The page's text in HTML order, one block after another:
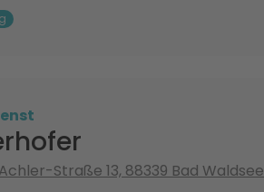
Straße 13, 88339 Bad Waldsee